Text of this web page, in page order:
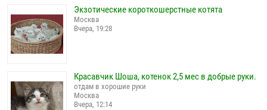
Экзотические короткошерстные котята
Москва
Вчера, 19:28
Красавчик Шоша, котенок 2,5 мес в добрые руки.
отдам в хорошие руки
Москва
Вчера, 12:14